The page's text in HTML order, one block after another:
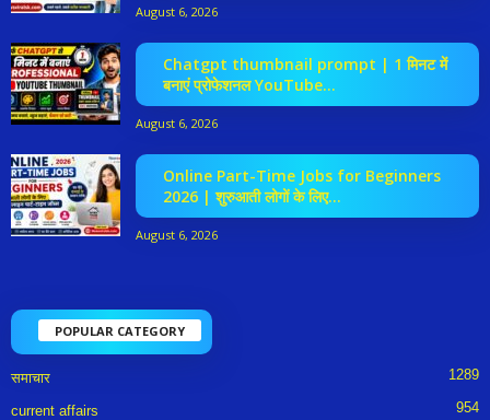
August 6, 2026
Chatgpt thumbnail prompt | 1 मिनट में
बनाएं प्रोफेशनल YouTube...
August 6, 2026
Online Part-Time Jobs for Beginners
2026 | शुरुआती लोगों के लिए...
August 6, 2026
POPULAR CATEGORY
समाचार 1289
current affairs 954